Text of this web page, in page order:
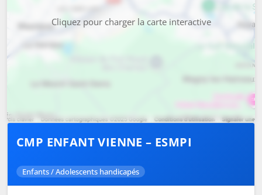
Cliquez pour charger la carte interactive
CMP ENFANT VIENNE – ESMPI
Enfants / Adolescents handicapés